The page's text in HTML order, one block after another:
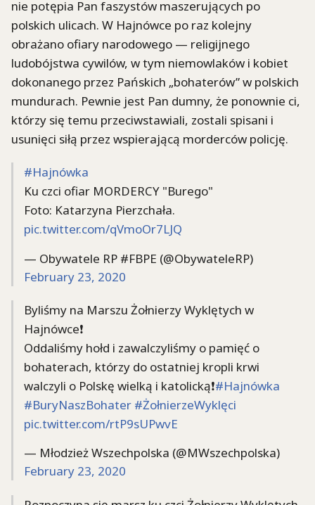
nie potępia Pan faszystów maszerujących po
polskich ulicach. W Hajnówce po raz kolejny
obrażano ofiary narodowego — religijnego
ludobójstwa cywilów, w tym niemowlaków i kobiet
dokonanego przez Pańskich „bohaterów” w polskich
mundurach. Pewnie jest Pan dumny, że ponownie ci,
którzy się temu przeciwstawiali, zostali spisani i
usunięci siłą przez wspierającą morderców policję.
#Hajnówka
Ku czci ofiar MORDERCY "Burego"
Foto: Katarzyna Pierzchała.
pic.twitter.com/qVmoOr7LJQ
— Obywatele RP #FBPE (@ObywateleRP)
February 23, 2020
Byliśmy na Marszu Żołnierzy Wyklętych w
Hajnówce❗
Oddaliśmy hołd i zawalczyliśmy o pamięć o
bohaterach, którzy do ostatniej kropli krwi
walczyli o Polskę wielką i katolicką❗#Hajnówka
#BuryNaszBohater #ŻołnierzeWyklęci
pic.twitter.com/rtP9sUPwvE
— Młodzież Wszechpolska (@MWszechpolska)
February 23, 2020